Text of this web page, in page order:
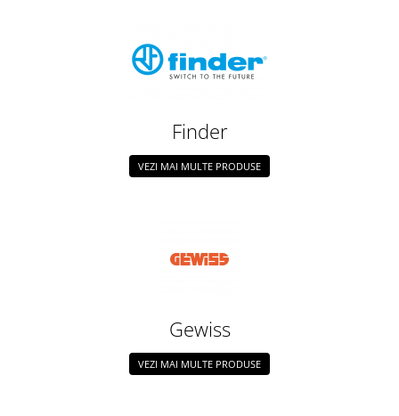
Finder
VEZI MAI MULTE PRODUSE
Gewiss
VEZI MAI MULTE PRODUSE